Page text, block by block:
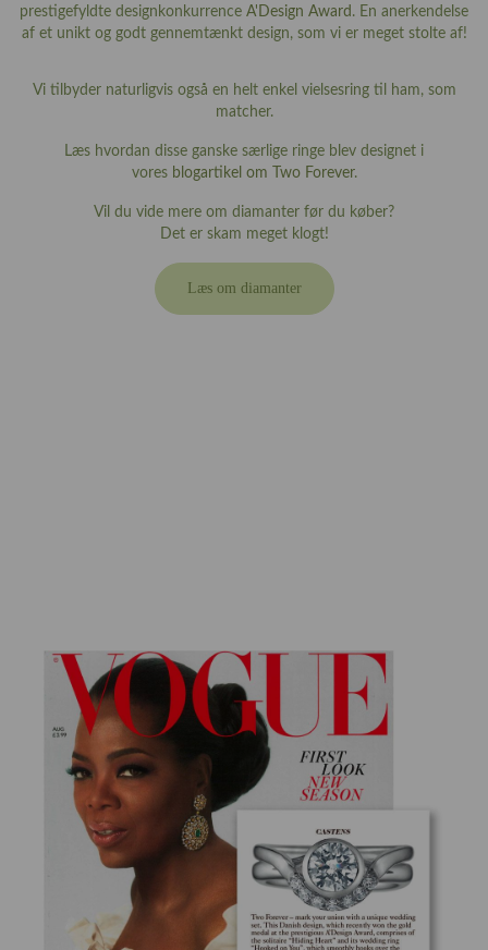
prestigefyldte designkonkurrence A'Design Award . En anerkendelse
af et unikt og godt gennemtænkt design, som vi er meget stolte af!
Vi tilbyder naturligvis også en helt enkel vielsesring til ham, som
matcher.
Læs hvordan disse ganske særlige ringe blev designet i
vores blogartikel om Two Forever.
Vil du vide mere om diamanter før du køber?
Det er skam meget klogt!
Læs om diamanter